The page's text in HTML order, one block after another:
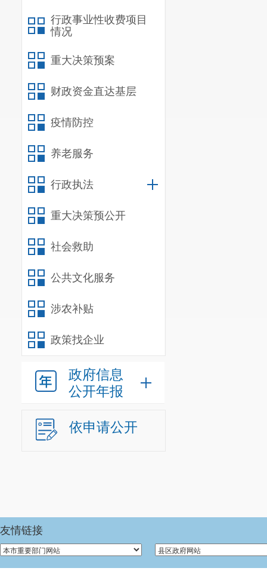
行政事业性收费项目
情况
重大决策预案
财政资金直达基层
疫情防控
养老服务
行政执法
重大决策预公开
社会救助
公共文化服务
涉农补贴
政策找企业
政府信息
公开年报
依申请公开
友情链接